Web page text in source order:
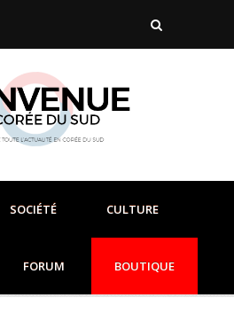
SOCIÉTÉ CULTURE
FORUM BOUTIQUE